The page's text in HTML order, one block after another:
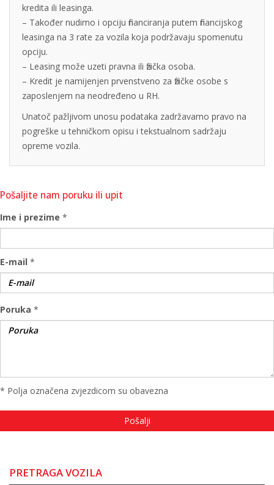
kredita ili leasinga.
– Također nudimo i opciju financiranja putem financijskog
leasinga na 3 rate za vozila koja podržavaju spomenutu
opciju.
– Leasing može uzeti pravna ili fizička osoba.
– Kredit je namijenjen prvenstveno za fizičke osobe s
zaposlenjem na neodređeno u RH.
Unatoč pažljivom unosu podataka zadržavamo pravo na
pogreške u tehničkom opisu i tekstualnom sadržaju
opreme vozila.
Pošaljite nam poruku ili upit
Ime i prezime *
E-mail *
Poruka *
* Polja označena zvjezdicom su obavezna
PRETRAGA VOZILA